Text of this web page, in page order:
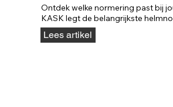
Ontdek welke normering past bij
KASK legt de belangrijkste
Lees artikel